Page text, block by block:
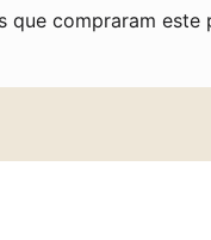
que compraram